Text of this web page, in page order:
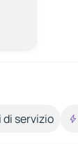
servizio